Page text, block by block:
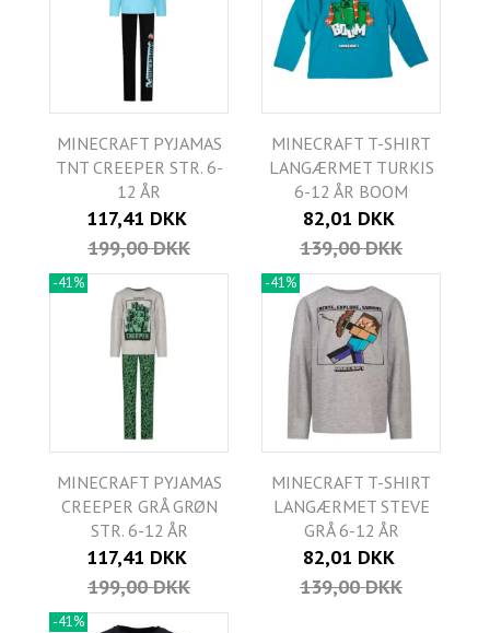
MINECRAFT PYJAMAS
TNT CREEPER STR. 6-
12 ÅR
117,41 DKK
199,00 DKK
MINECRAFT T-SHIRT
LANGÆRMET TURKIS
6-12 ÅR BOOM
82,01 DKK
139,00 DKK
-41%
MINECRAFT PYJAMAS
CREEPER GRÅ GRØN
STR. 6-12 ÅR
117,41 DKK
199,00 DKK
-41%
MINECRAFT T-SHIRT
LANGÆRMET STEVE
GRÅ 6-12 ÅR
82,01 DKK
139,00 DKK
-41%